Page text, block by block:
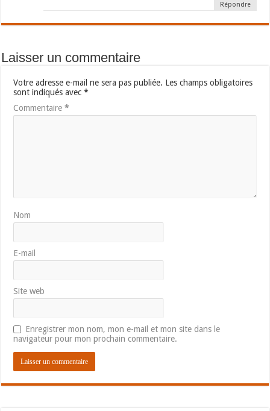
Répondre
Laisser un commentaire
Votre adresse e-mail ne sera pas publiée. Les champs obligatoires
sont indiqués avec*
Commentaire*
Nom
E-mail
Site web
Enregistrer mon nom, mon e-mail et mon site dans le
navigateur pour mon prochain commentaire.